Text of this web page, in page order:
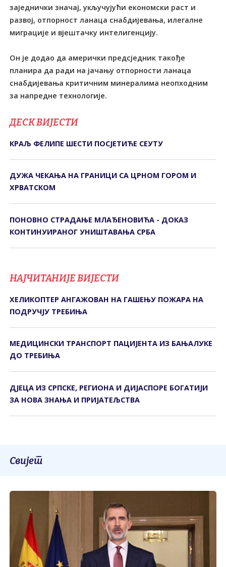
заједнички значај, укључујући економски раст и
развој, отпорност ланаца снабдијевања, илегалне
миграције и вјештачку интелигенцију.
Он је додао да амерички предсједник такође
планира да ради на јачању отпорности ланаца
снабдијевања критичним минералима неопходним
за напредне технологије.
ДЕСК ВИЈЕСТИ
КРАЉ ФЕЛИПЕ ШЕСТИ ПОСЈЕТИЋЕ СЕУТУ
ДУЖА ЧЕКАЊА НА ГРАНИЦИ СА ЦРНОМ ГОРОМ И
ХРВАТСКОМ
ПОНОВНО СТРАДАЊЕ МЛАЂЕНОВИЋА - ДОКАЗ
КОНТИНУИРАНОГ УНИШТАВАЊА СРБА
НАЈЧИТАНИЈЕ ВИЈЕСТИ
ХЕЛИКОПТЕР АНГАЖОВАН НА ГАШЕЊУ ПОЖАРА НА
ПОДРУЧЈУ ТРЕБИЊА
МЕДИЦИНСКИ ТРАНСПОРТ ПАЦИЈЕНТА ИЗ БАЊАЛУКЕ
ДО ТРЕБИЊА
ДЈЕЦА ИЗ СРПСКЕ, РЕГИОНА И ДИЈАСПОРЕ БОГАТИЈИ
ЗА НОВА ЗНАЊА И ПРИЈАТЕЉСТВА
Свијет